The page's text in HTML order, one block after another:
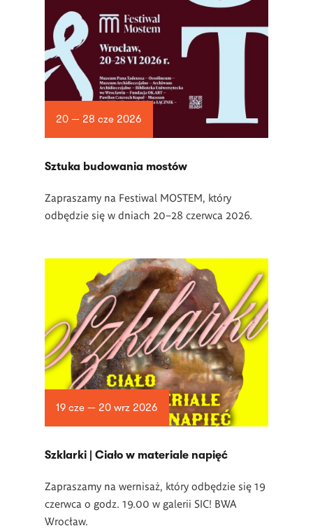
20 — 28 cze 2026
Sztuka budowania mostów
Zapraszamy na Festiwal MOSTEM, który
odbędzie się w dniach 20–28 czerwca 2026.
19 cze — 20 wrz 2026
­Szklarki | Ciało w materiale napięć
Zapraszamy na wernisaż, który odbędzie się 19
czerwca o godz. 19.00 w galerii SIC! BWA
Wrocław.